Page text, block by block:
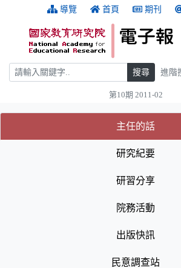
跳到主要內容 導覽 首頁 期刊
搜尋 搜尋 進階
第10期 2011-02
:::
主任的話(目前
(目前
研究紀要
研習分享
院務活動
出版快訊
民意調查站